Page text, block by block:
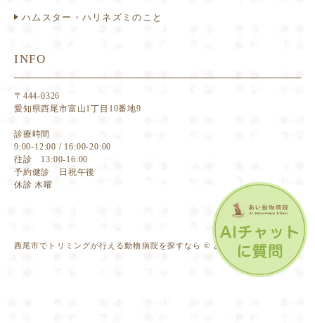
ハムスター・ハリネズミのこと
INFO
〒444-0326
愛知県西尾市富山1丁目10番地9
診療時間
9:00-12:00 / 16:00-20:00
往診 13:00-16:00
予約健診 日祝午後
休診 木曜
西尾市でトリミングが行える動物病院を探すなら © あい動物病院